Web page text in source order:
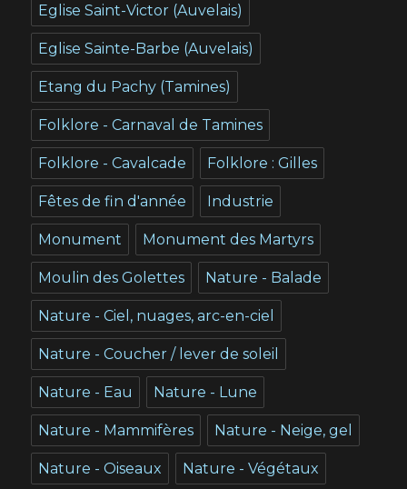
Eglise Saint-Victor (Auvelais)
Eglise Sainte-Barbe (Auvelais)
Etang du Pachy (Tamines)
Folklore - Carnaval de Tamines
Folklore - Cavalcade Folklore : Gilles
Fêtes de fin d'année Industrie
Monument Monument des Martyrs
Moulin des Golettes Nature - Balade
Nature - Ciel, nuages, arc-en-ciel
Nature - Coucher / lever de soleil
Nature - Eau Nature - Lune
Nature - Mammifères Nature - Neige, gel
Nature - Oiseaux Nature - Végétaux